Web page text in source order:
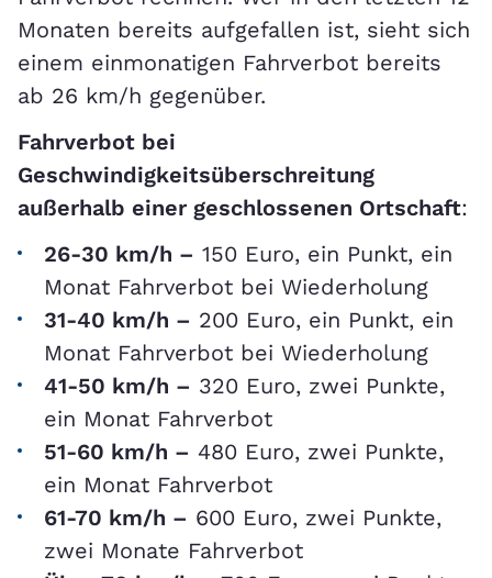
Monaten bereits aufgefallen ist, sieht sich
einem einmonatigen Fahrverbot bereits
ab 26 km/h gegenüber.
Fahrverbot bei
Geschwindigkeitsüberschreitung
außerhalb einer geschlossenen Ortschaft:
26-30 km/h – 150 Euro, ein Punkt, ein
Monat Fahrverbot bei Wiederholung
31-40 km/h – 200 Euro, ein Punkt, ein
Monat Fahrverbot bei Wiederholung
41-50 km/h – 320 Euro, zwei Punkte,
ein Monat Fahrverbot
51-60 km/h – 480 Euro, zwei Punkte,
ein Monat Fahrverbot
61-70 km/h – 600 Euro, zwei Punkte,
zwei Monate Fahrverbot